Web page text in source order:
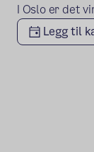
I Oslo er det
Legg til